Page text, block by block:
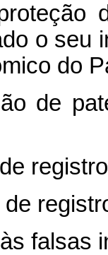
o seu
do
de
falsas